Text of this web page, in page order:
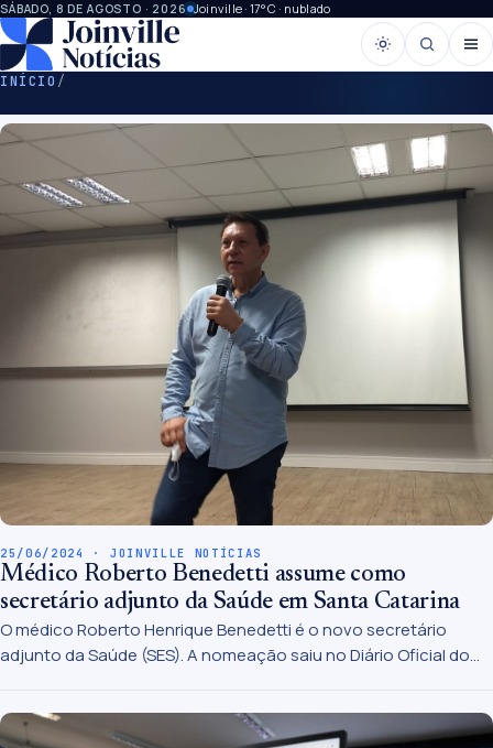
SÁBADO, 8 DE AGOSTO · 2026 Joinville · 17°C · nublado
INÍCIO /
25/06/2024 · JOINVILLE NOTÍCIAS
Médico Roberto Benedetti assume como
secretário adjunto da Saúde em Santa Catarina
O médico Roberto Henrique Benedetti é o novo secretário
adjunto da Saúde (SES). A nomeação saiu no Diário Oficial do
Catarina, ao lado do secretário Diogo Demarch. Benedetti